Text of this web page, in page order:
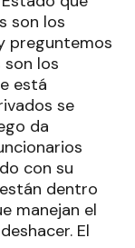
son los
preguntemos
son los
está
se
da
con su
dentro
manejan el
El